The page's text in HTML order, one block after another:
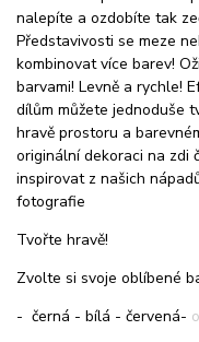
nalepíte a ozdobíte tak
Představivosti se meze
kombinovat více barev!
barvami! Levně a rychle!
dílům můžete jednoduše
hravě prostoru a
originální dekoraci na zdi
inspirovat z našich
fotografie
Tvořte hravě!
Zvolte si svoje oblíbené
- černá - bílá - červená-